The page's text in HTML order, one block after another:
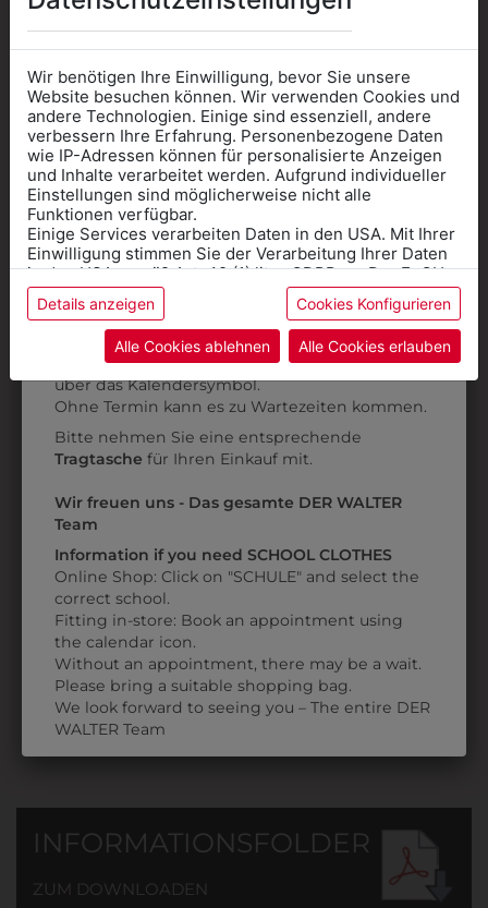
6H098170
KOCHHOSE
DUNKELBLAU
€ 47,90
ZULETZT ANGESEHEN
1M9KJW1201
MIT
SCHULLOGO
€ 54,90
INFORMATIONSFOLDER
ZUM DOWNLOADEN
Wir benötigen Ihre Einwilligung, bevor Sie unsere
Website besuchen können. Wir verwenden Cookies und
andere Technologien. Einige sind essenziell, andere
verbessern Ihre Erfahrung. Personenbezogene Daten
wie IP-Adressen können für personalisierte Anzeigen
und Inhalte verarbeitet werden. Aufgrund individueller
Einstellungen sind möglicherweise nicht alle
Funktionen verfügbar.
Einige Services verarbeiten Daten in den USA. Mit Ihrer
Einwilligung stimmen Sie der Verarbeitung Ihrer Daten
in den USA gemäß Art. 49 (1) lit. a GDPR zu. Der EuGH
stuft die USA als Land mit unzureichendem Datenschutz
ein, und es besteht das Risiko, dass US-Behörden
Daten ohne Klagemöglichkeit für Europäer überwachen.
Datenschutzerklärungbzw. im
Details anzeigen Cookies Konfigurieren
Alle Cookies ablehnen Alle Cookies erlauben
Informationen wenn Sie
Kleidung
für die SCHULE
benötigen
Online Shop: Klick auf SCHULE in der
Kategorie und die richtige Schule auswählen.
AnprobeVorort im Geschäft: Termin buchen
über das Kalendersymbol.
Ohne Termin kann es zu Wartezeiten kommen.
Bitte nehmen Sie eine entsprechende
Tragtasche für Ihren Einkauf mit.
Wir freuen uns - Das gesamte DER WALTER
Team
Information if you need SCHOOL CLOTHES
Online Shop: Click on "SCHULE" and select the
correct school.
Fitting in-store: Book an appointment using
the calendar icon.
Without an appointment, there may be a wait.
Please bring a suitable shopping bag.
We look forward to seeing you – The entire DER
WALTER Team